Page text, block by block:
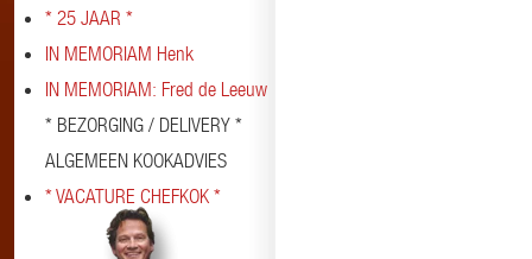
* 25 JAAR *
IN MEMORIAM Henk
IN MEMORIAM: Fred de Leeuw
* BEZORGING / DELIVERY *
ALGEMEEN KOOKADVIES
* VACATURE CHEFKOK *